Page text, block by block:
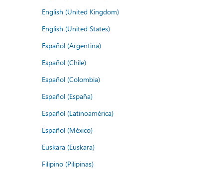
English (United Kingdom)
English (United States)
Español (Argentina)
Español (Chile)
Español (Colombia)
Español (España)
Español (Latinoamérica)
Español (México)
Euskara (Euskara)
Filipino (Pilipinas)